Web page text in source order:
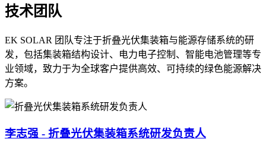
技术团队
EK SOLAR 团队专注于折叠光伏集装箱与能源存储系统的研
发，包括集装箱结构设计、电力电子控制、智能电池管理等专
业领域，致力于为全球客户提供高效、可持续的绿色能源解决
方案。
李志强 - 折叠光伏集装箱系统研发负责人